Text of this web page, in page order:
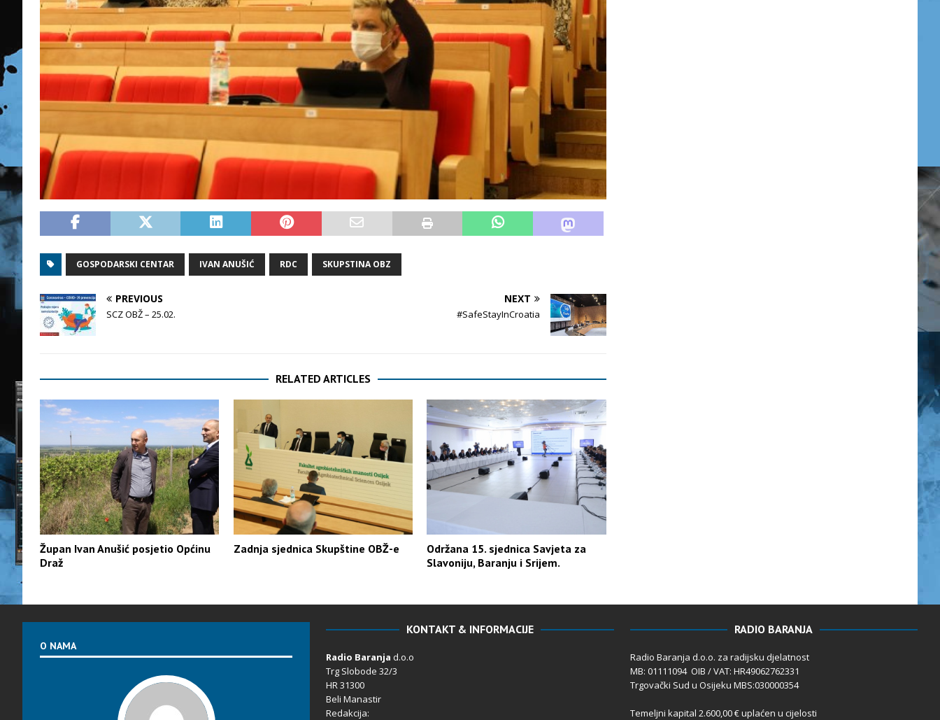
GOSPODARSKI CENTAR IVAN ANUŠIĆ RDC SKUPSTINA OBZ
PREVIOUS
SCZ OBŽ – 25.02.
NEXT
#SafeStayInCroatia
RELATED ARTICLES
Župan Ivan Anušić posjetio Općinu
Draž
Zadnja sjednica Skupštine OBŽ-e
Održana 15. sjednica Savjeta za
Slavoniju, Baranju i Srijem.
O NAMA
KONTAKT & INFORMACIJE
Radio Baranja d.o.o
Trg Slobode 32/3
HR 31300
Beli Manastir
Redakcija:
RADIO BARANJA
Radio Baranja d.o.o. za radijsku djelatnost
MB: 01111094 OIB / VAT: HR49062762331
Trgovački Sud u Osijeku MBS:030000354
Temeljni kapital 2.600,00 € uplaćen u cijelosti